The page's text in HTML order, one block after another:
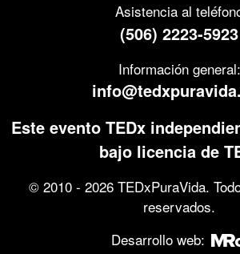
Asistencia al
(506) 2223-5923
Información general:
Este evento TEDx
bajo licencia de
© 2010 - 2026 TEDxPuraVida.
reservados.
Desarrollo web: